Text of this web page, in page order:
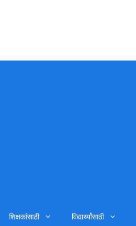
शिक्षकांसाठी विद्यार्थ्यांसाठी